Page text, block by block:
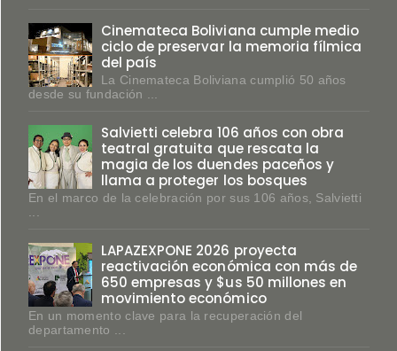
Cinemateca Boliviana cumple medio
ciclo de preservar la memoria fílmica
del país
La Cinemateca Boliviana cumplió 50 años
desde su fundación ...
Salvietti celebra 106 años con obra
teatral gratuita que rescata la
magia de los duendes paceños y
llama a proteger los bosques
En el marco de la celebración por sus 106 años, Salvietti
LAPAZEXPONE 2026 proyecta
reactivación económica con más de
650 empresas y $us 50 millones en
movimiento económico
En un momento clave para la recuperación del
departamento ...